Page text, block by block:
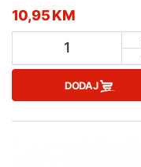
10,95 KM
1
DODAJ